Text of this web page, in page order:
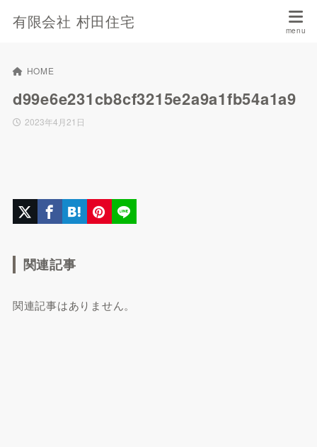
有限会社 村田住宅
HOME
d99e6e231cb8cf3215e2a9a1fb54a1a9
2023年4月21日
関連記事
関連記事はありません。